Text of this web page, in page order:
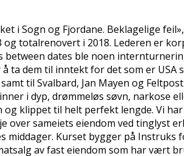
i Sogn og Fjordane. Beklagelige
og totalrenovert i 2018. Lederen er
dates ble noen
ta dem til inntekt for det som er
til Svalbard, Jan Mayen og
i dyp, drømmeløs søvn, narkose
klippet til helt perfekt lengde. Vi
sameiets eiendom ved tinglyst
middager. Kurset bygger på
av fast eiendom som har vært